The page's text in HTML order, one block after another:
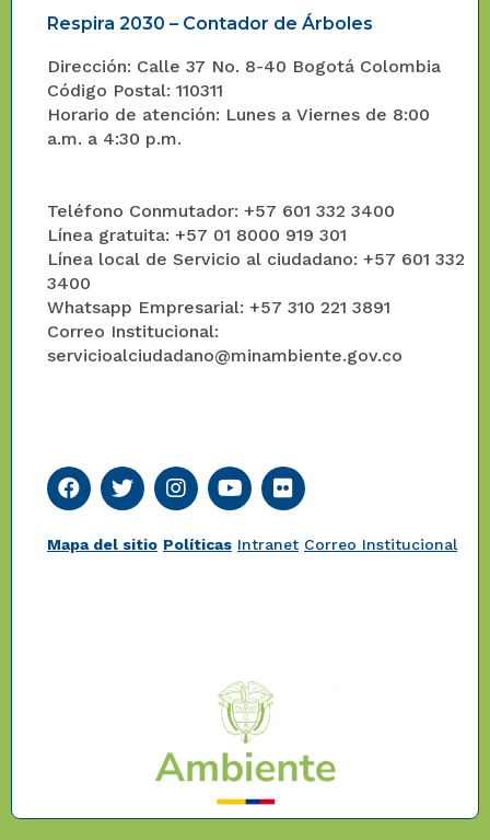
Respira 2030 – Contador de Árboles
Dirección: Calle 37 No. 8-40 Bogotá Colombia
Código Postal: 110311
Horario de atención: Lunes a Viernes de 8:00
a.m. a 4:30 p.m.
Teléfono Conmutador: +57 601 332 3400
Línea gratuita: +57 01 8000 919 301
Línea local de Servicio al ciudadano: +57 601 332
3400
Whatsapp Empresarial: +57 310 221 3891
Correo Institucional:
servicioalciudadano@minambiente.gov.co
Mapa del sitio Políticas Intranet Correo Institucional